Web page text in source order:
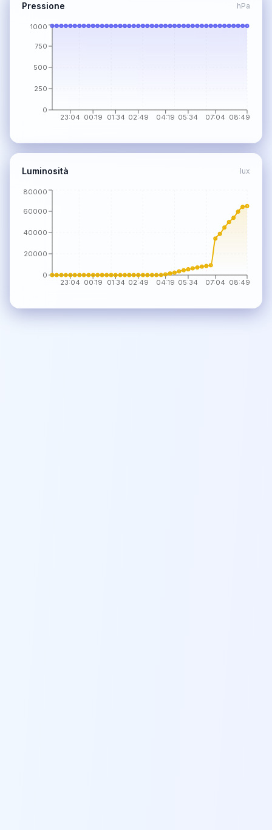
Pressione hPa
23:04 00:19 01:34 02:49 04:19 05:34 07:04 08:49
0
250
500
750
1000
Luminosità lux
23:04 00:19 01:34 02:49 04:19 05:34 07:04 08:49
0
20000
40000
60000
80000